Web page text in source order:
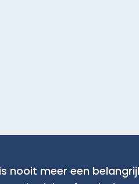
nooit meer een